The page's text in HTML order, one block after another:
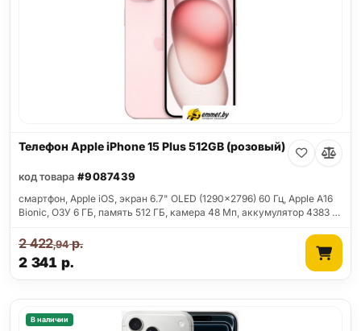
Телефон Apple iPhone 15 Plus 512GB (розовый)
код товара #9087439
смартфон, Apple iOS, экран 6.7" OLED (1290x2796) 60 Гц, Apple A16
Bionic, ОЗУ 6 ГБ, память 512 ГБ, камера 48 Мп, аккумулятор 4383 …
2 341 р.
2 422,94р.
В наличии